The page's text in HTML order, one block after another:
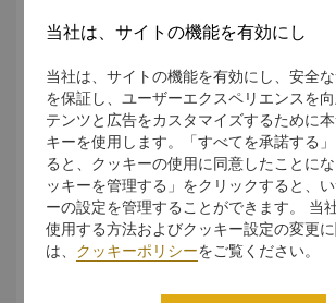
コンウェイ
ルーム 1
40 60
コンウェイ
ルーム 2
30 36
コンウェイ
ルーム 3
60 100
コンウェイルーム
2＋3
90 160
当社は、サイトの機能を有効にし
当社は、サイトの機能を有効にし、安全
を保証し、ユーザーエクスペリエンスを
テンツと広告をカスタマイズするために
キーを使用します。「すべてを承諾する
ると、クッキーの使用に同意したことに
ッキーを管理する」をクリックすると、
ーの設定を管理することができます。 当
使用する方法およびクッキー設定の変更
は、 クッキーポリシーをご覧ください。